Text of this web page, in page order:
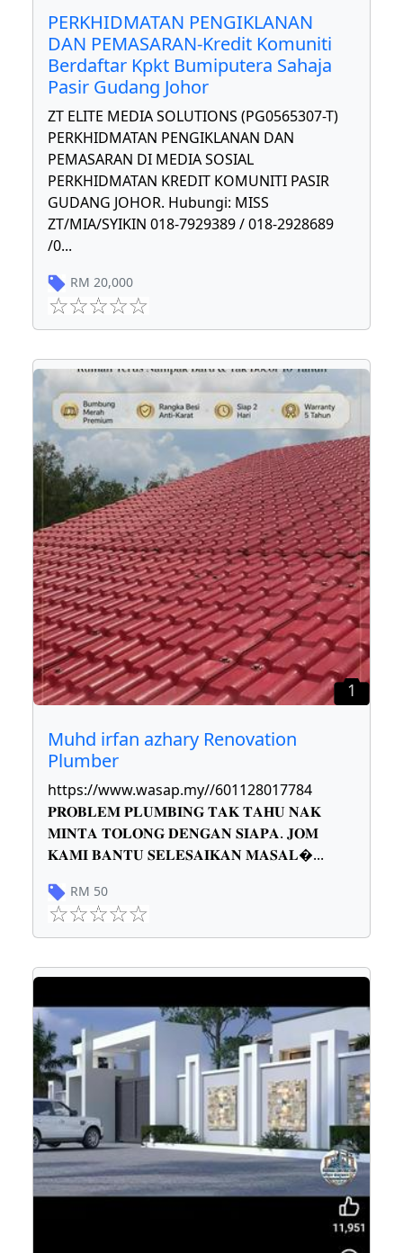
PERKHIDMATAN PENGIKLANAN
DAN PEMASARAN-Kredit Komuniti
Berdaftar Kpkt Bumiputera Sahaja
Pasir Gudang Johor
ZT ELITE MEDIA SOLUTIONS (PG0565307-T)
PERKHIDMATAN PENGIKLANAN DAN
PEMASARAN DI MEDIA SOSIAL
PERKHIDMATAN KREDIT KOMUNITI PASIR
GUDANG JOHOR. Hubungi: MISS
ZT/MIA/SYIKIN 018-7929389 / 018-2928689
/0...
RM 20,000
1
Muhd irfan azhary Renovation
Plumber
https://www.wasap.my//601128017784
𝐏𝐑𝐎𝐁𝐋𝐄𝐌 𝐏𝐋𝐔𝐌𝐁𝐈𝐍𝐆 𝐓𝐀𝐊 𝐓𝐀𝐇𝐔 𝐍𝐀𝐊
𝐌𝐈𝐍𝐓𝐀 𝐓𝐎𝐋𝐎𝐍𝐆 𝐃𝐄𝐍𝐆𝐀𝐍 𝐒𝐈𝐀𝐏𝐀. 𝐉𝐎𝐌
𝐊𝐀𝐌𝐈 𝐁𝐀𝐍𝐓𝐔 𝐒𝐄𝐋𝐄𝐒𝐀𝐈𝐊𝐀𝐍 𝐌𝐀𝐒𝐀𝐋...
RM 50